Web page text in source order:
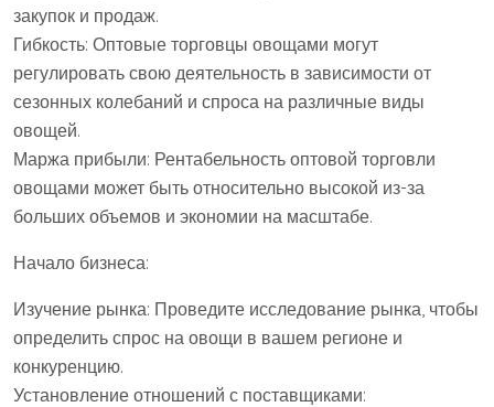
закупок и продаж.
Гибкость: Оптовые торговцы овощами могут
регулировать свою деятельность в зависимости от
сезонных колебаний и спроса на различные виды
овощей.
Маржа прибыли: Рентабельность оптовой торговли
овощами может быть относительно высокой из-за
больших объемов и экономии на масштабе.
Начало бизнеса:
Изучение рынка: Проведите исследование рынка, чтобы
определить спрос на овощи в вашем регионе и
конкуренцию.
Установление отношений с поставщиками: